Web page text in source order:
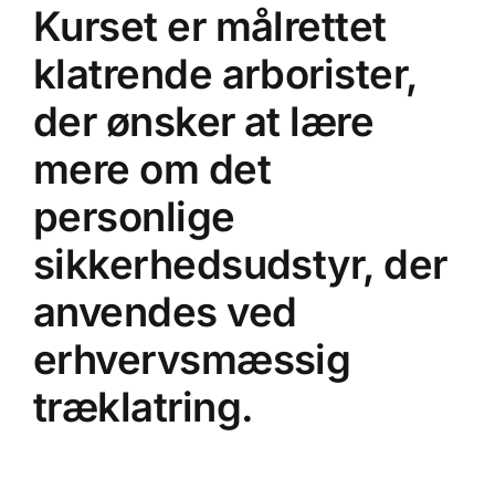
Kurset er målrettet
klatrende arborister,
der ønsker at lære
mere om det
personlige
sikkerhedsudstyr, der
anvendes ved
erhvervsmæssig
træklatring.